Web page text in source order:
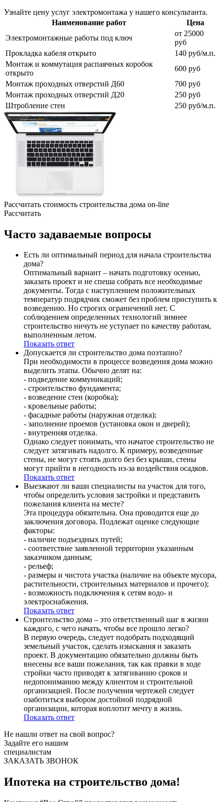
Узнайте цену услуг электромонтажа у нашего консультанта.
Наименование работ
Цена
Электромонтажные работы под ключ
от 25000
руб
Прокладка кабеля открыто
140 руб/м.п.
Монтаж и коммутация распаячных коробок
открыто
600 руб
Монтаж проходных отверстий Д60
700 руб
Монтаж проходных отверстий Д20
250 руб
Штробление стен
250 руб/м.п.
Рассчитать стоимость строительства дома on-line
Рассчитать
Часто задаваемые вопросы
Есть ли оптимальный период для начала строительства
дома?
Оптимальный вариант – начать подготовку осенью,
заказать проект и не спеша собрать все необходимые
документы. Тогда с наступлением положительных
температур подрядчик сможет без проблем приступить к
возведению. Но строгих ограничений нет. С
соблюдением определенных технологий зимнее
строительство ничуть не уступает по качеству работам,
выполненным летом.
Показать ответ
Допускается ли строительство дома поэтапно?
При необходимости в процессе возведения дома можно
выделить этапы. Обычно делят на:
- подведение коммуникаций;
- строительство фундамента;
- возведение стен (коробка);
- кровельные работы;
- фасадные работы (наружная отделка);
- заполнение проемов (установка окон и дверей);
- внутренняя отделка.
Однако следует понимать, что начатое строительство не
следует затягивать надолго. К примеру, возведенные
стены, не могут стоять долго без без крыши, стены
могут прийти в негодность из-за воздействия осадков.
Показать ответ
Выезжают ли ваши специалисты на участок для того,
чтобы определить условия застройки и представить
пожелания клиента на месте?
Эта процедура обязательна. Она проводится еще до
заключения договора. Подлежат оценке следующие
факторы:
- наличие подъездных путей;
- соответствие заявленной территории указанным
заказчиком данным;
- рельеф;
- размеры и чистота участка (наличие на объекте мусора,
растительности, строительных материалов и прочего);
- возможность подключения к сетям водо- и
электроснабжения.
Показать ответ
Строительство дома – это ответственный шаг в жизни
каждого, с чего начать, чтобы все прошло легко?
В первую очередь, следует подобрать подходящий
земельный участок, сделать изыскания и заказать
проект. В документацию обязательно должны быть
внесены все ваши пожелания, так как правки в ходе
стройки часто приводят к затягиванию сроков и
недопониманию между клиентом и строительной
организацией. После получения чертежей следует
озаботиться выбором достойной подрядной
организации, которая воплотит мечту в жизнь.
Показать ответ
Не нашли ответ на свой вопрос?
Задайте его нашим
специалистам
ЗАКАЗАТЬ ЗВОНОК
Ипотека на строительство дома!